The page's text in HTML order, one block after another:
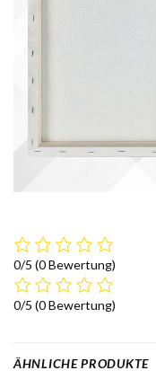
0/5 (0 Bewertung)
0/5 (0 Bewertung)
ÄHNLICHE PRODUKTE